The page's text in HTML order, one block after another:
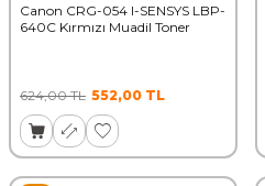
Canon CRG-054 I-SENSYS LBP-
640C Kırmızı Muadil Toner
624,00TL 552,00 TL